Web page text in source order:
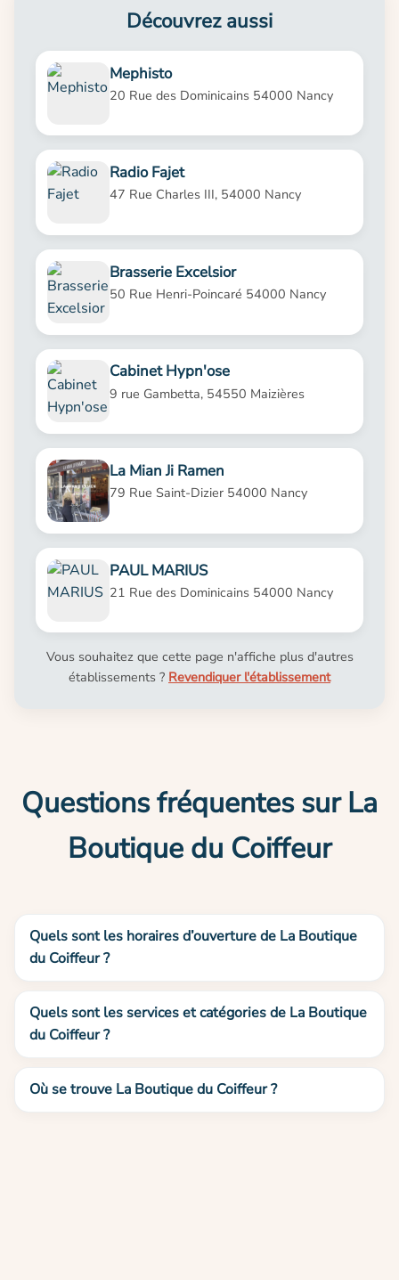
Découvrez aussi
Mephisto
20 Rue des Dominicains 54000 Nancy
Radio Fajet
47 Rue Charles III, 54000 Nancy
Brasserie Excelsior
50 Rue Henri-Poincaré 54000 Nancy
Cabinet Hypn'ose
9 rue Gambetta, 54550 Maizières
La Mian Ji Ramen
79 Rue Saint-Dizier 54000 Nancy
PAUL MARIUS
21 Rue des Dominicains 54000 Nancy
Vous souhaitez que cette page n'affiche plus d'autres
établissements ? Revendiquer l'établissement
Questions fréquentes sur La
Boutique du Coiffeur
Quels sont les horaires d’ouverture de La Boutique
du Coiffeur ?
Quels sont les services et catégories de La Boutique
du Coiffeur ?
Où se trouve La Boutique du Coiffeur ?